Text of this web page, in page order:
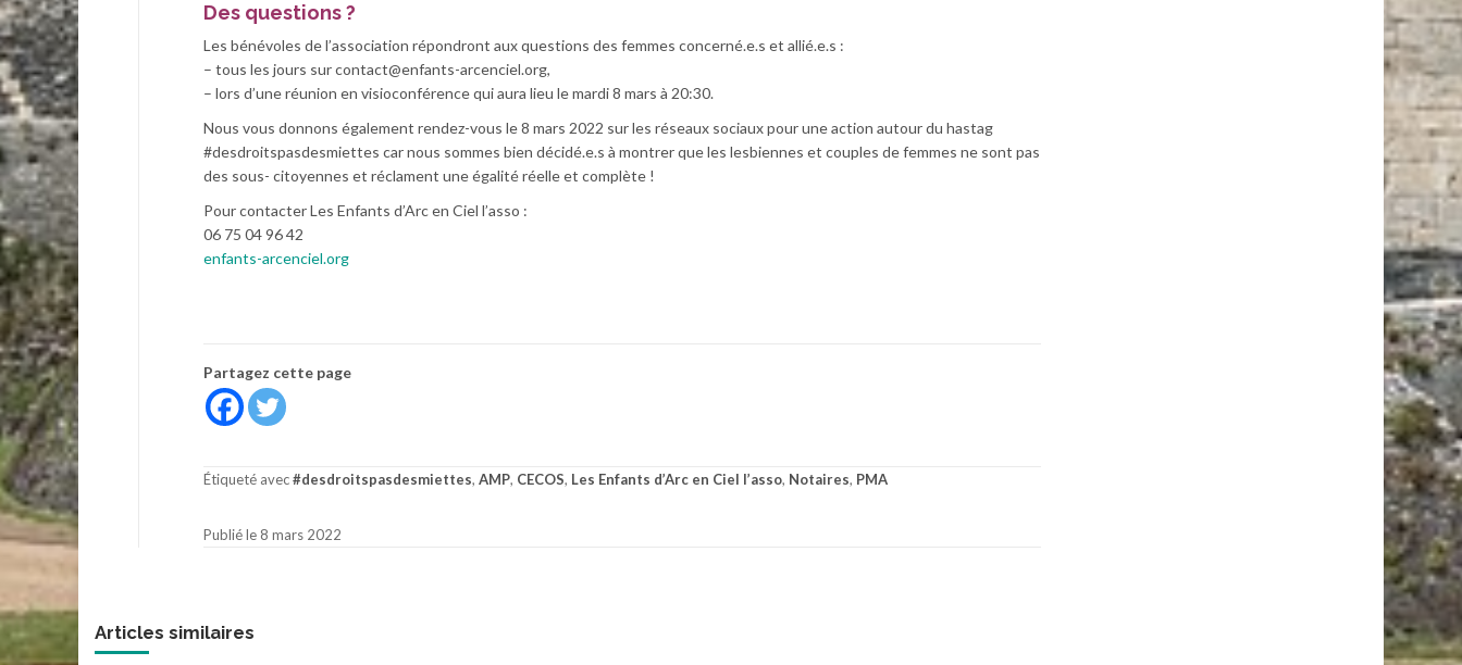
Des questions ?
Les bénévoles de l’association répondront aux questions des femmes concerné.e.s et allié.e.s :
– tous les jours surcontact@enfants-arcenciel.org,
– lors d’une réunion en visioconférence qui aura lieu le mardi 8 mars à 20:30.
Nous vous donnons également rendez-vous le 8 mars 2022 sur les réseaux sociaux pour une action autour du hastag
#desdroitspasdesmiettes car nous sommes bien décidé.e.s à montrer que les lesbiennes et couples de femmes ne sont pas
des sous- citoyennes et réclament une égalité réelle et complète !
Pour contacter Les Enfants d’Arc en Ciel l’asso :
06 75 04 96 42
enfants-arcenciel.org
Partagez cette page
Étiqueté avec#desdroitspasdesmiettes, AMP, CECOS, Les Enfants d’Arc en Ciel l’asso, Notaires, PMA
Publié le 8 mars 2022
Articles similaires